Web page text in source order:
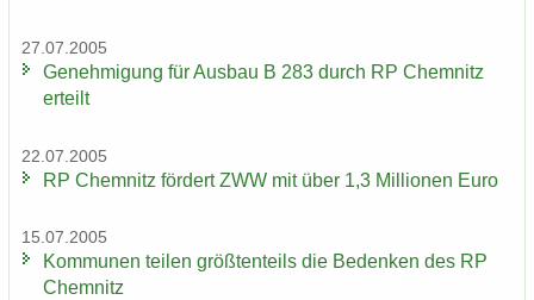
27.07.2005
Ge­neh­mi­gung für Aus­bau B 283 durch RP Chem­nitz
er­teilt
22.07.2005
RP Chem­nitz för­dert ZWW mit über 1,3 Mil­lio­nen Euro
15.07.2005
Kom­mu­nen tei­len größ­ten­teils die Be­den­ken des RP
Chem­nitz